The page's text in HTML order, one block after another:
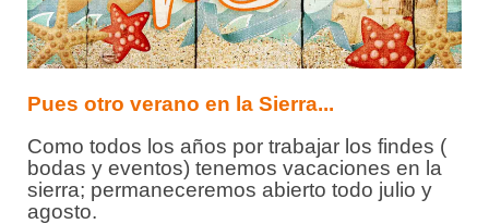
Pues otro verano en la Sierra...
Como todos los años por trabajar los findes (
bodas y eventos) tenemos vacaciones en la
sierra; permaneceremos abierto todo julio y
agosto.